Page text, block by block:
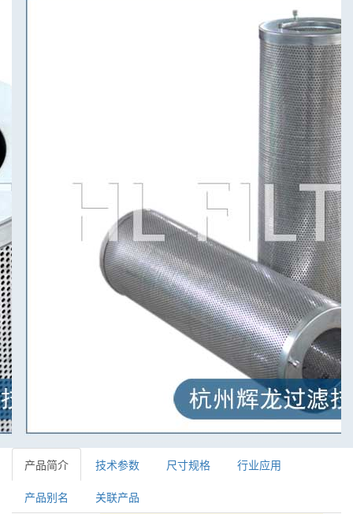
产品简介 技术参数 尺寸规格 行业应用
产品别名 关联产品